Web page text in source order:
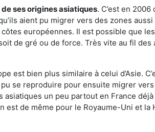
ses origines asiatiques. C’est en
aient pu migrer vers des zones
européennes. Il est possible que
de gré ou de force. Très vite au fil
est bien plus similaire à celui d’Asie.
se reproduire pour ensuite migrer
un peu partout en France
de même pour le Royaume-Uni et la